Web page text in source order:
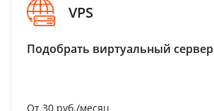
VPS
Подобрать виртуальный сервер
От 30 руб./месяц